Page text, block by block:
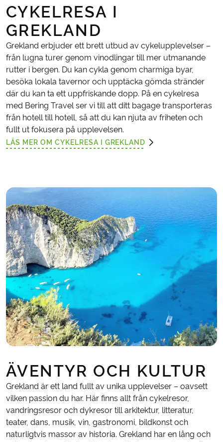
CYKELRESA I
GREKLAND
Grekland erbjuder ett brett utbud av cykelupplevelser –
från lugna turer genom vinodlingar till mer utmanande
rutter i bergen. Du kan cykla genom charmiga byar,
besöka lokala tavernor och upptäcka gömda stränder
där du kan ta ett uppfriskande dopp. På en cykelresa
med Bering Travel ser vi till att ditt bagage transporteras
från hotell till hotell, så att du kan njuta av friheten och
fullt ut fokusera på upplevelsen.
LÄS MER OM CYKELRESA I GREKLAND
ÄVENTYR OCH KULTUR
Grekland är ett land fullt av unika upplevelser – oavsett
vilken passion du har. Här finns allt från cykelresor,
vandringsresor och dykresor till arkitektur, litteratur,
teater, dans, musik, vin, gastronomi, bildkonst och
naturligtvis massor av historia. Grekland har en lång och